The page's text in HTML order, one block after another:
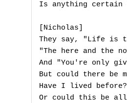
Is anything
[Nicholas]
They say, "Life is
"The here and the
And "You're only
But could there be
Have I lived before?
Or could this be all